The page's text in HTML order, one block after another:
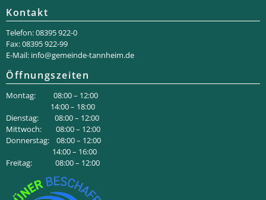
Kontakt
Telefon: 08395 922-0
Fax: 08395 922-99
E-Mail: info@gemeinde-tannheim.de
Öffnungszeiten
Montag: 08:00 – 12:00
14:00 – 18:00
Dienstag: 08:00 – 12:00
Mittwoch: 08:00 – 12:00
Donnerstag: 08:00 – 12:00
14:00 – 16:00
Freitag: 08:00 – 12:00